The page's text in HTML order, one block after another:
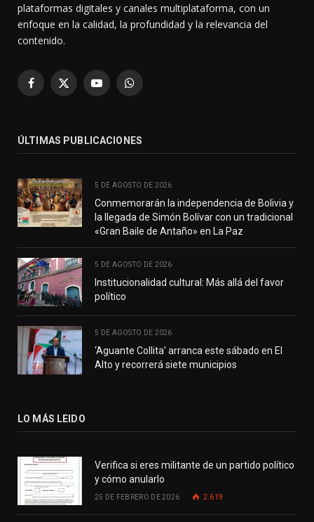
plataformas digitales y canales multiplataforma, con un
enfoque en la calidad, la profundidad y la relevancia del
contenido.
Facebook
X
YouTubeWhatsApp
ÚLTIMAS PUBLICACIONES
5 DE AGOSTO DE 2026
Conmemorarán la independencia de Bolivia y
la llegada de Simón Bolívar con un tradicional
«Gran Baile de Antaño» en La Paz
5 DE AGOSTO DE 2026
Institucionalidad cultural: Más allá del favor
político
5 DE AGOSTO DE 2026
‘Aguante Collita’ arranca este sábado en El
Alto y recorrerá siete municipios
LO MÁS LEIDO
Verifica si eres militante de un partido político
y cómo anularlo
25 DE FEBRERO DE 2026 2.619